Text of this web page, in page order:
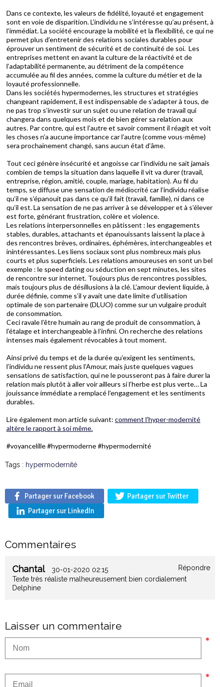
Dans ce contexte, les valeurs de fidélité, loyauté et engagement
sont en voie de disparition. L’individu ne s’intéresse qu’au présent, à
l’immédiat. La société encourage la mobilité et la flexibilité, ce qui ne
permet plus d’entretenir des relations sociales durables pour
éprouver un sentiment de sécurité et de continuité de soi. Les
entreprises mettent en avant la culture de la réactivité et de
l’adaptabilité permanente, au détriment de la compétence
accumulée au fil des années, comme la culture du métier et de la
loyauté professionnelle.
Dans les sociétés hypermodernes, les structures et stratégies
changeant rapidement, il est indispensable de s’adapter à tous, de
ne pas trop s’investir sur un sujet ou une relation de travail qui
changera dans quelques mois et de bien gérer sa relation aux
autres. Par contre, qui est l’autre et savoir comment il réagit et voit
les choses n’a aucune importance car l’autre (comme vous-même)
sera prochainement changé, sans aucun état d’âme.
Tout ceci génère insécurité et angoisse car l’individu ne sait jamais
combien de temps la situation dans laquelle il vit va durer (travail,
entreprise, région, amitié, couple, mariage, habitation). Au fil du
temps, se diffuse une sensation de médiocrité car l’individu réalise
qu’il ne s’épanouit pas dans ce qu’il fait (travail, famille), ni dans ce
qu’il est. La sensation de ne pas arriver à se développer et à s’élever
est forte, générant frustration, colère et violence.
Les relations interpersonnelles en pâtissent : les engagements
stables, durables, attachants et épanouissants laissent la place à
des rencontres brèves, ordinaires, éphémères, interchangeables et
inintéressantes. Les liens sociaux sont plus nombreux mais plus
courts et plus superficiels. Les relations amoureuses en sont un bel
exemple : le speed dating ou séduction en sept minutes, les sites
de rencontre sur internet. Toujours plus de rencontres possibles,
mais toujours plus de désillusions à la clé. L’amour devient liquide, à
durée définie, comme s’il y avait une date limite d’utilisation
optimale de son partenaire (DLUO) comme sur un vulgaire produit
de consommation.
Ceci ravale l’être humain au rang de produit de consommation, à
l’étalage et interchangeable à l’infini. On recherche des relations
intenses mais également révocables à tout moment.
Ainsi privé du temps et de la durée qu’exigent les sentiments,
l’individu ne ressent plus l’Amour, mais juste quelques vagues
sensations de satisfaction, qui ne le pousseront pas à faire durer la
relation mais plutôt à aller voir ailleurs si l’herbe est plus verte… La
jouissance immédiate a remplacé l’engagement et les sentiments
durables.
Lire également mon article suivant: comment l'hyper-modernité
altère le rapport à soi même.
#voyancelille #hypermoderne #hypermodernité
Tags : hypermodernité
Partager sur Facebook
Partager sur Twitter
Partager sur LinkedIn
Commentaires
Chantal 30-01-2020 02:15
Répondre
Texte très réaliste malheureusement bien cordialement
Delphine
Laisser un commentaire